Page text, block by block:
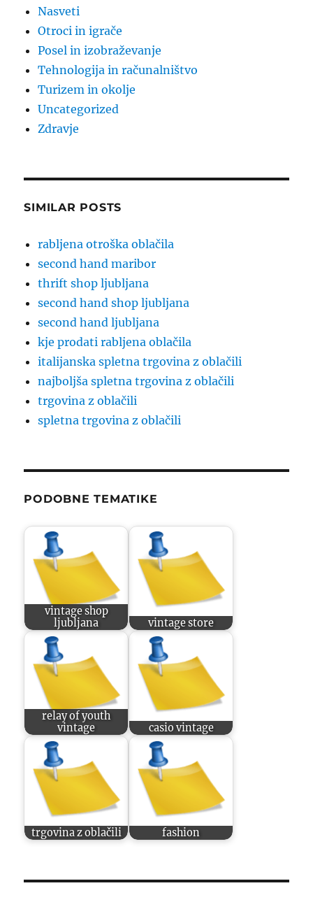
Nasveti
Otroci in igrače
Posel in izobraževanje
Tehnologija in računalništvo
Turizem in okolje
Uncategorized
Zdravje
SIMILAR POSTS
rabljena otroška oblačila
second hand maribor
thrift shop ljubljana
second hand shop ljubljana
second hand ljubljana
kje prodati rabljena oblačila
italijanska spletna trgovina z oblačili
najboljša spletna trgovina z oblačili
trgovina z oblačili
spletna trgovina z oblačili
PODOBNE TEMATIKE
vintage shop
ljubljana
vintage store
relay of youth
vintage
casio vintage
trgovina z oblačili fashion